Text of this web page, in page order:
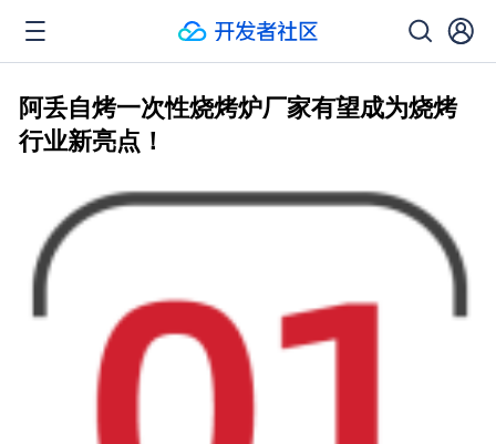
阿丢自烤一次性烧烤炉厂家有望成为烧烤
行业新亮点！